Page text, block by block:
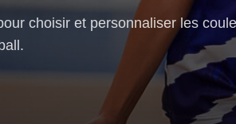
choisir et personnaliser les